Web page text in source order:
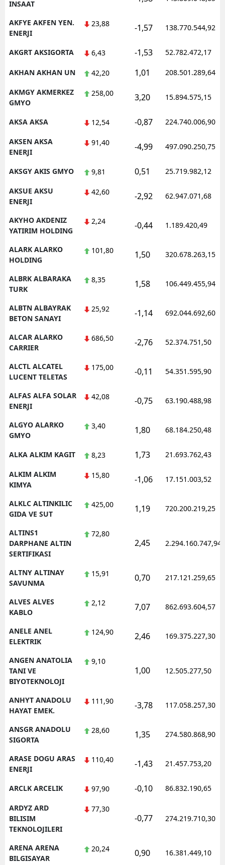
INSAAT
AKFYE AKFEN YEN.
ENERJI
23,88 -1,57 138.770.544,92
AKGRT AKSIGORTA 6,43 -1,53 52.782.472,17
AKHAN AKHAN UN 42,20 1,01 208.501.289,64
AKMGY AKMERKEZ
GMYO
258,00 3,20 15.894.575,15
AKSA AKSA 12,54 -0,87 224.740.006,90
AKSEN AKSA
ENERJI
91,40 -4,99 497.090.250,75
AKSGY AKIS GMYO 9,81 0,51 25.719.982,12
AKSUE AKSU
ENERJI
42,60 -2,92 62.947.071,68
AKYHO AKDENIZ
YATIRIM HOLDING
2,24 -0,44 1.189.420,49
ALARK ALARKO
HOLDING
101,80 1,50 320.678.263,15
ALBRK ALBARAKA
TURK
8,35 1,58 106.449.455,94
ALBTN ALBAYRAK
BETON SANAYI
25,92 -1,14 692.044.692,60
ALCAR ALARKO
CARRIER
686,50 -2,76 52.374.751,50
ALCTL ALCATEL
LUCENT TELETAS
175,00 -0,11 54.351.595,90
ALFAS ALFA SOLAR
ENERJI
42,08 -0,75 63.190.488,98
ALGYO ALARKO
GMYO
3,40 1,80 68.184.250,48
ALKA ALKIM KAGIT 8,23 1,73 21.693.762,43
ALKIM ALKIM
KIMYA
15,80 -1,06 17.151.003,52
ALKLC ALTINKILIC
GIDA VE SUT
425,00 1,19 720.200.219,25
ALTINS1
DARPHANE ALTIN
SERTIFIKASI
72,80
2,45 2.294.160.747,94
ALTNY ALTINAY
SAVUNMA
15,91 0,70 217.121.259,65
ALVES ALVES
KABLO
2,12 7,07 862.693.604,57
ANELE ANEL
ELEKTRIK
124,90 2,46 169.375.227,30
ANGEN ANATOLIA
TANI VE
BIYOTEKNOLOJI
9,10
1,00 12.505.277,50
ANHYT ANADOLU
HAYAT EMEK.
111,90 -3,78 117.058.257,30
ANSGR ANADOLU
SIGORTA
28,60 1,35 274.580.868,90
ARASE DOGU ARAS
ENERJI
110,40 -1,43 21.457.753,20
ARCLK ARCELIK 97,90 -0,10 86.832.190,65
ARDYZ ARD
BILISIM
TEKNOLOJILERI
77,30
-0,77 274.219.710,30
ARENA ARENA
BILGISAYAR
20,24 0,90 16.381.449,10